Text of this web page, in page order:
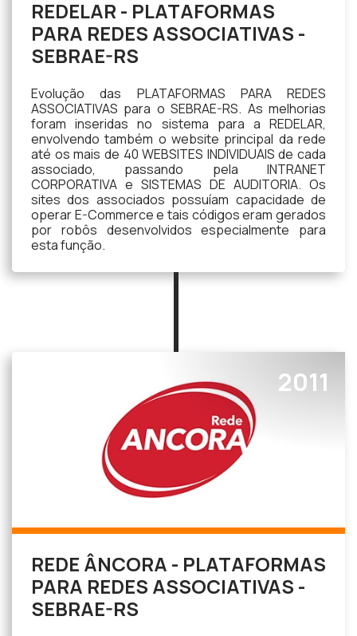
REDELAR - PLATAFORMAS
PARA REDES ASSOCIATIVAS -
SEBRAE-RS
Evolução das PLATAFORMAS PARA REDES
ASSOCIATIVAS para o SEBRAE-RS. As melhorias
foram inseridas no sistema para a REDELAR,
envolvendo também o website principal da rede
até os mais de 40 WEBSITES INDIVIDUAIS de cada
associado, passando pela INTRANET
CORPORATIVA e SISTEMAS DE AUDITORIA. Os
sites dos associados possuíam capacidade de
operar E-Commerce e tais códigos eram gerados
por robôs desenvolvidos especialmente para
esta função.
2011
REDE ÂNCORA - PLATAFORMAS
PARA REDES ASSOCIATIVAS -
SEBRAE-RS